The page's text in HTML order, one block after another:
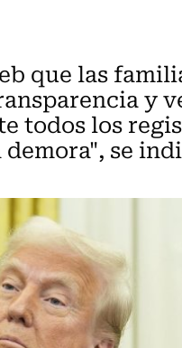
que las
y
todos los
se